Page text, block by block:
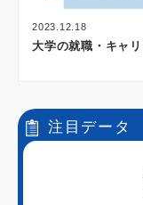
2023.12.18
大学の就職・キャ
注目データ